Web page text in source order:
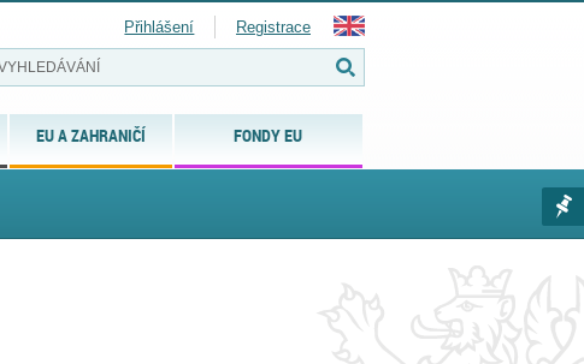
EU A ZAHRANIČÍ FONDY EU
Přihlášení Registrace